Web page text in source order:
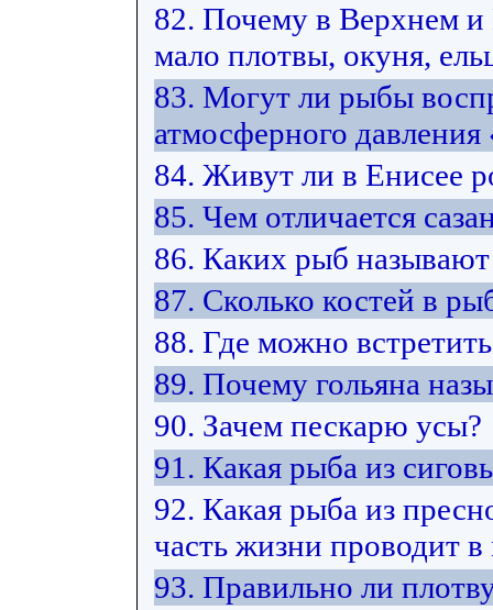
82. Почему в Верхнем
мало плотвы, окуня,
83. Могут ли рыбы
атмосферного
84. Живут ли в Енисее
85. Чем отличается
86. Каких рыб
87. Сколько костей в
88. Где можно
89. Почему гольяна
90. Зачем пескарю усы?
91. Какая рыба из
92. Какая рыба из
часть жизни проводит
93. Правильно ли